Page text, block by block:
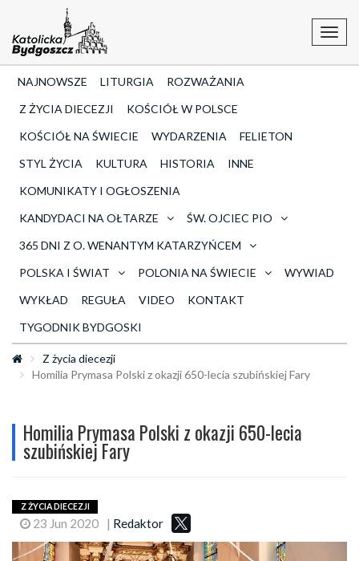
NAJNOWSZE LITURGIA
ROZWAŻANIA
Z ŻYCIA DIECEZJI
KOŚCIÓŁ W POLSCE
KOŚCIÓŁ NA ŚWIECIE
WYDARZENIA
FELIETON
STYL ŻYCIA
KULTURA HISTORIA
INNE
KOMUNIKATY I OGŁOSZENIA
KANDYDACI NA OŁTARZE
ŚW. OJCIEC PIO
365 DNI Z O. WENANTYM KATARZYŃCEM
POLSKA I ŚWIAT
POLONIA NA ŚWIECIE
WYWIAD
WYKŁAD
REGUŁA VIDEO
KONTAKT
TYGODNIK BYDGOSKI
Z życia diecezji
Homilia Prymasa Polski z okazji 650-lecia szubińskiej Fary
Homilia Prymasa Polski z okazji 650-lecia
szubińskiej Fary
Z ŻYCIA DIECEZJI
23 Jun 2020 | Redaktor